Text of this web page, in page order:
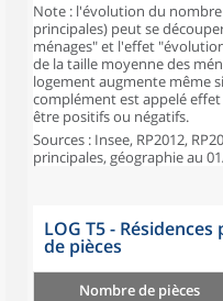
Note : l'évolution du
principales) peut se
ménages" et l'effet
de la taille moyenne des
logement augmente même
complément est appelé
être positifs ou négatifs.
Sources : Insee, RP2012,
principales, géographie au
LOG T5 -
de pièces
Nombre de pièces